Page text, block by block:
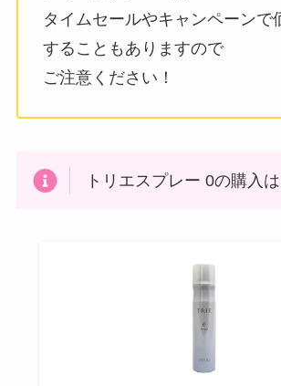
タイムセールやキャンペーンで
することもありますので
ご注意ください！
トリエスプレー 0の購入は